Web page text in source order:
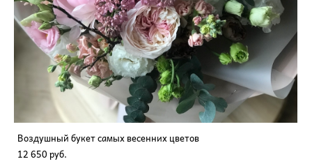
Воздушный букет самых весенних цветов
12 650 pуб.